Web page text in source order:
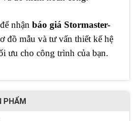
để nhận báo giá Stormaster-
đồ mẫu và tư vấn thiết kế hệ
ưu cho công trình của bạn.
PHẨM